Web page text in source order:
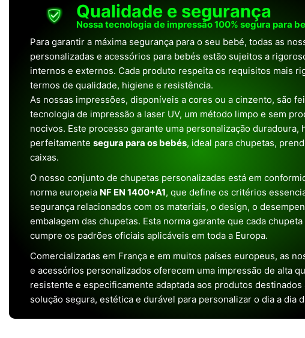
Qualidade e segurança
Nossa tecnologia de impressão 100% segura para
Para garantir a máxima segurança para o seu bebé, todas as
personalizadas e acessórios para bebés estão sujeitos a
internos e externos. Cada produto respeita os requisitos mais
termos de qualidade, higiene e resistência.
As nossas impressões, disponíveis a cores ou a cinzento, são
tecnologia de impressão a laser UV, um método limpo e sem
nocivos. Este processo garante uma personalização duradoura,
perfeitamente segura para os bebés, ideal para chupetas,
caixas.
O nosso conjunto de chupetas personalizadas está em
norma europeia NF EN 1400+A1, que define os critérios
segurança relacionados com os materiais, o design, o
embalagem das chupetas. Esta norma garante que cada
cumpre os padrões oficiais aplicáveis em toda a Europa.
Comercializadas em França e em muitos países europeus, as
e acessórios personalizados oferecem uma impressão de alta
resistente e especificamente adaptada aos produtos destinados
solução segura, estética e durável para personalizar o dia a dia